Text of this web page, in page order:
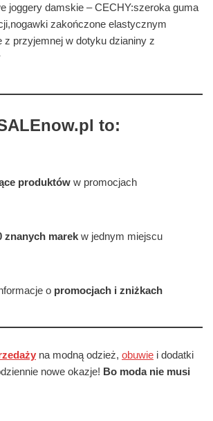
joggery damskie – CECHY:szeroka guma
zakończone elastycznym
przyjemnej w dotyku dzianiny z
to:
produktów w promocjach
znanych marek w jednym miejscu
o promocjach i zniżkach
na modną odzież, obuwie i dodatki
nowe okazje! Bo moda nie musi